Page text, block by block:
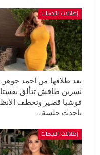
إطلالات النجمات
بعد طلاقها من أحمد
نسرين طافش تتألق
فوشيا قصير وتخطف
بأحدث جلسة…
إطلالات النجمات